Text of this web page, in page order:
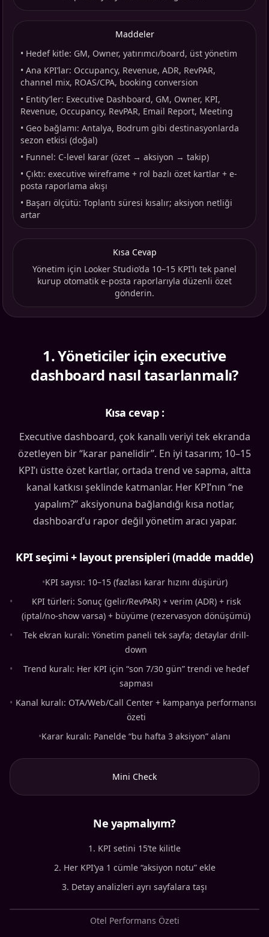
Maddeler
• Hedef kitle: GM, Owner, yatırımcı/board, üst yönetim
• Ana KPI’lar: Occupancy, Revenue, ADR, RevPAR,
channel mix, ROAS/CPA, booking conversion
• Entity’ler: Executive Dashboard, GM, Owner, KPI,
Revenue, Occupancy, RevPAR, Email Report, Meeting
• Geo bağlamı: Antalya, Bodrum gibi destinasyonlarda
sezon etkisi (doğal)
• Funnel: C-level karar (özet → aksiyon → takip)
• Çıktı: executive wireframe + rol bazlı özet kartlar + e-
posta raporlama akışı
• Başarı ölçütü: Toplantı süresi kısalır; aksiyon netliği
artar
Kısa Cevap
Yönetim için Looker Studio’da 10–15 KPI’lı tek panel
kurup otomatik e-posta raporlarıyla düzenli özet
gönderin.
1.Yöneticiler için executive
dashboard nasıl tasarlanmalı?
Kısa cevap :
Executive dashboard, çok kanallı veriyi tek ekranda
özetleyen bir “karar panelidir”. En iyi tasarım; 10–15
KPI’ı üstte özet kartlar, ortada trend ve sapma, altta
kanal katkısı şeklinde katmanlar. Her KPI’nın “ne
yapalım?” aksiyonuna bağlandığı kısa notlar,
dashboard’u rapor değil yönetim aracı yapar.
KPI seçimi + layout prensipleri (madde madde)
•KPI sayısı: 10–15 (fazlası karar hızını düşürür)
•
KPI türleri: Sonuç (gelir/RevPAR) + verim (ADR) + risk
(iptal/no-show varsa) + büyüme (rezervasyon dönüşümü)
•
Tek ekran kuralı: Yönetim paneli tek sayfa; detaylar drill-
down
•
Trend kuralı: Her KPI için “son 7/30 gün” trendi ve hedef
sapması
• Kanal kuralı: OTA/Web/Call Center + kampanya performansı
özeti
•Karar kuralı: Panelde “bu hafta 3 aksiyon” alanı
Mini Check
Ne yapmalıyım?
KPI setini 15’te kilitle
Her KPI’ya 1 cümle “aksiyon notu” ekle
Detay analizleri ayrı sayfalara taşı
Otel Performans Özeti